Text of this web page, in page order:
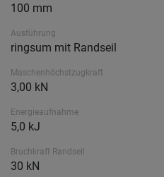
100 mm
Ausführung
ringsum mit Randseil
Maschenhöchstzugkraft
3,00 kN
Energieaufnahme
5,0 kJ
Bruchkraft Randseil
30 kN